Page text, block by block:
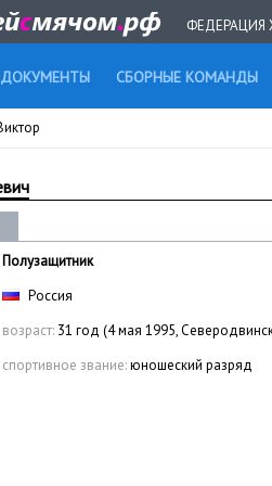
ФЕДЕРАЦИЯ
ДОКУМЕНТЫ СБОРНЫЕ КОМАНДЫ
Полузащитник
Россия
возраст: 31 год (4 мая 1995,
спортивное звание:юношеский разряд